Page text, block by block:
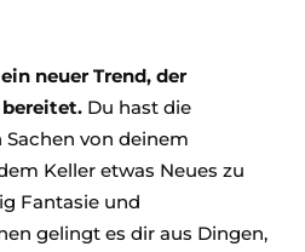
neuer Trend, der
Du hast die
Sachen von deinem
Keller etwas Neues zu
Fantasie und
gelingt es dir aus Dingen,